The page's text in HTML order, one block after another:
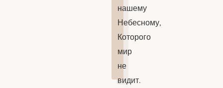
нашему
Небесному,
Которого
мир
не
видит.